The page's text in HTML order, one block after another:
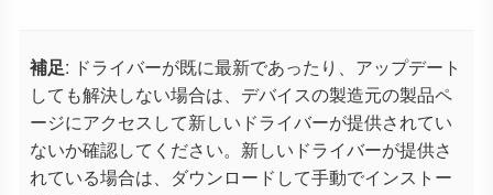
補足: ドライバーが既に最新であったり、アップデート
しても解決しない場合は、デバイスの製造元の製品ペ
ージにアクセスして新しいドライバーが提供されてい
ないか確認してください。新しいドライバーが提供さ
れている場合は、ダウンロードして手動でインストー